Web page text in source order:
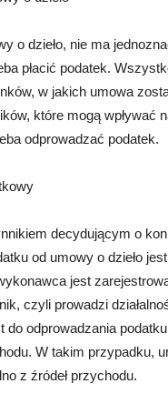
o dzieło, nie ma
płacić podatek.
w jakich umowa
które mogą wpływać
odprowadzać podatek.
decydującym o
od umowy o dzieło
jest
czyli prowadzi
do odprowadzania
W takim przypadku,
z źródeł przychodu.